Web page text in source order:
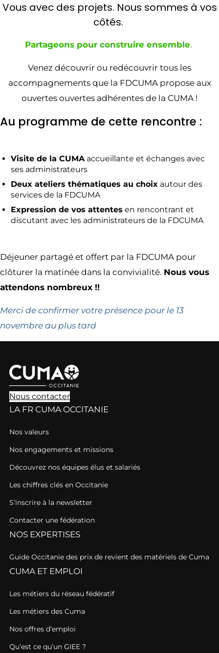
Vous avec des projets. Nous sommes à vos
côtés.
Partageons pour construire ensemble.
Venez découvrir ou redécouvrir tous les
accompagnements que la FDCUMA propose aux
ouvertes ouvertes adhérentes de la CUMA !
Au programme de cette rencontre :
Visite de la CUMAaccueillante et échanges avec
ses administrateurs
Deux ateliers thématiques au choix autour des
services de la FDCUMA
Expression de vos attentes en rencontrant et
discutant avec les administrateurs de la FDCUMA
Déjeuner partagé et offert par la FDCUMA pour
clôturer la matinée dans la convivialité. Nous vous
attendons nombreux !!
Merci de confirmer votre présence pour le 13
novembre au plus tard
Nous contacter
LA FR CUMA OCCITANIE
Nos valeurs
Nos engagements et missions
Découvrez nos équipes élus et salariés
Les chiffres clés en Occitanie
S’inscrire à la newsletter
Contacter une fédération
NOS EXPERTISES
Guide Occitanie des prix de revient des matériels de Cuma
CUMA ET EMPLOI
Les métiers du réseau fédératif
Les métiers des Cuma
Nos offres d’emploi
Qu’est ce qu’un GIEE ?